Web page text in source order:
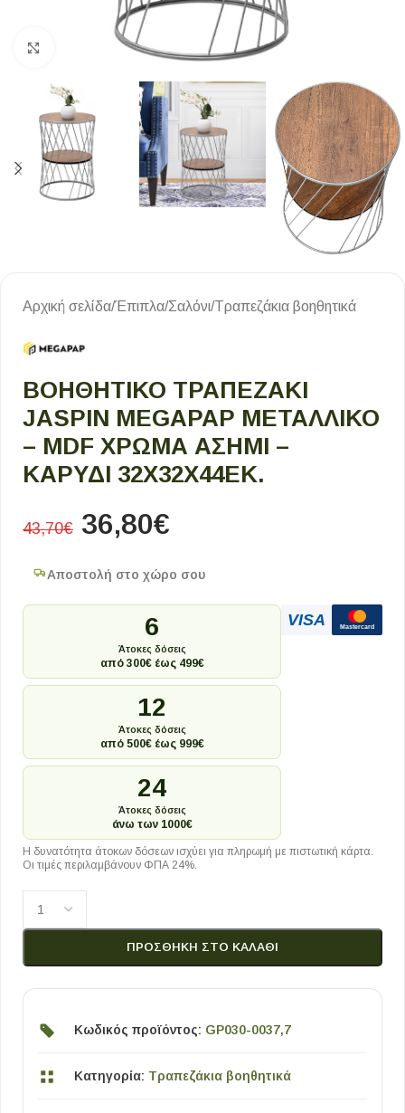
Κλικ για μεγέθυνση
Αρχική σελίδα/Έπιπλα/Σαλόνι/Τραπεζάκια βοηθητικά
ΒΟΗΘΗΤΙΚΌ ΤΡΑΠΕΖΆΚΙ
JASPIN MEGAPAP ΜΕΤΑΛΛΙΚΌ
– MDF ΧΡΏΜΑ ΑΣΗΜΊ –
ΚΑΡΥΔΊ 32X32X44ΕΚ.
43,70€ 36,80€
Αποστολή στο χώρο σου
6
Άτοκες δόσεις
από 300€ έως 499€
12
Άτοκες δόσεις
από 500€ έως 999€
24
Άτοκες δόσεις
άνω των 1000€
VISA Mastercard
Η δυνατότητα άτοκων δόσεων ισχύει για πληρωμή με πιστωτική κάρτα.
Οι τιμές περιλαμβάνουν ΦΠΑ 24%.
ΠΡΟΣΘΉΚΗ ΣΤΟ ΚΑΛΆΘΙ
Κωδικός προϊόντος: GP030-0037,7
Κατηγορία: Τραπεζάκια βοηθητικά